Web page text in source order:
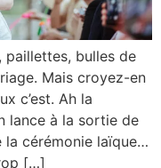
paillettes, bulles de
Mais croyez-en
c’est. Ah la
lance à la sortie de
la cérémonie laïque…
[…]